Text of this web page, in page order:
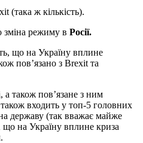
(така ж кількість).
режиму в Росії.
що на Україну вплине
пов’язано з Brexit та
а також пов’язане з ним
входить у топ-5 головних
державу (так вважає майже
що на Україну вплине криза